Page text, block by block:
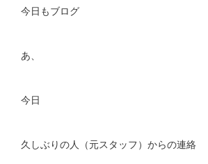
今日もブログ
あ、
今日
久しぶりの人（元スタッフ）からの連絡